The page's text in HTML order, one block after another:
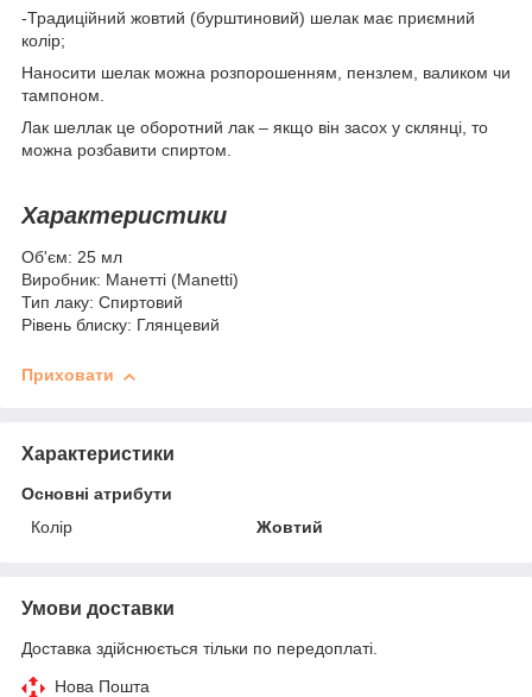
-Традиційний жовтий (бурштиновий) шелак має приємний
колір;
Наносити шелак можна розпорошенням, пензлем, валиком чи
тампоном.
Лак шеллак це оборотний лак – якщо він засох у склянці, то
можна розбавити спиртом.
Характеристики
Об'єм: 25 мл
Виробник: Манетті (Manetti)
Тип лаку: Спиртовий
Рівень блиску: Глянцевий
Приховати
Характеристики
Основні атрибути
Колір
Жовтий
Умови доставки
Доставка здійснюється тільки по передоплаті.
Нова Пошта